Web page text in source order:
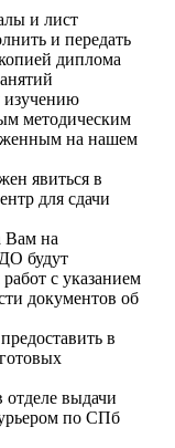
и лист
и передать
диплома
изучению
методическим
на нашем
явиться в
для сдачи
Вам на
будут
с указанием
документов об
в
выдачи
по СПб